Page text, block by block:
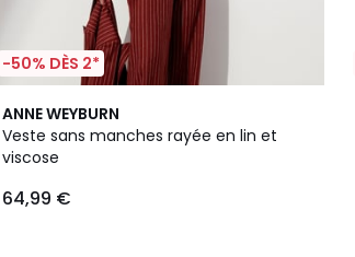
-50% DÈS 2*
ANNE WEYBURN
Veste sans manches rayée en lin et
viscose
64,99 €
5
/
5